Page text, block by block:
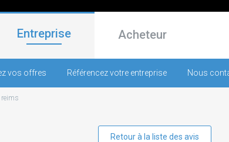
Entreprise Acheteur
vos offres Référencez votre entreprise Nous
reims
Retour à la liste des avis